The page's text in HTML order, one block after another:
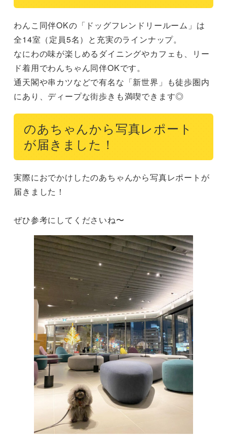
わんこ同伴OKの「ドッグフレンドリールーム」は
全14室（定員5名）と充実のラインナップ。
なにわの味が楽しめるダイニングやカフェも、リー
ド着用でわんちゃん同伴OKです。
通天閣や串カツなどで有名な「新世界」も徒歩圏内
にあり、ディープな街歩きも満喫できます◎
のあちゃんから写真レポート
が届きました！
実際におでかけしたのあちゃんから写真レポートが
届きました！
ぜひ参考にしてくださいね〜